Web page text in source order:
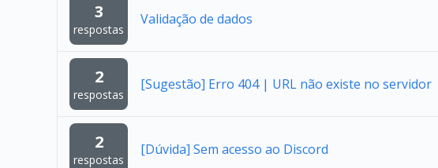
3
respostas
Validação de dados
2
respostas
[Sugestão] Erro 404 | URL não existe no servidor
2
respostas
[Dúvida] Sem acesso ao Discord